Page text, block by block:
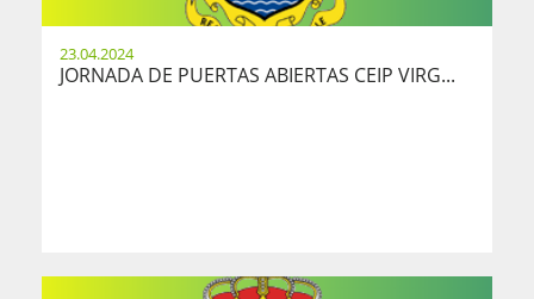
23.04.2024
JORNADA DE PUERTAS ABIERTAS CEIP VIRG...